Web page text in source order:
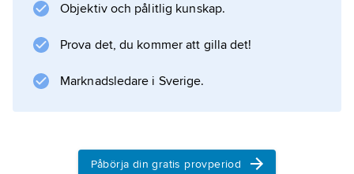
kontinenten via de floder som mynnade i
Östersjön. I det antika Grekland tillskrevs
med länderna i norr
Information om artikeln
Objektiv och pålitlig kunskap.
Prova det, du kommer att gilla det!
Marknadsledare i Sverige.
Påbörja din gratis provperiod